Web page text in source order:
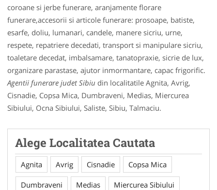
coroane si jerbe funerare, aranjamente florare
funerare,accesorii si articole funerare: prosoape, batiste,
esarfe, doliu, lumanari, candele, manere sicriu, urne,
respete, repatriere decedati, transport si manipulare sicriu,
toaletare decedat, imbalsamare, tanatopraxie, sicrie de lux,
organizare parastase, ajutor inmormantare, capac frigorific.
Agentii funerare judet Sibiu din localitatile Agnita, Avrig,
Cisnadie, Copsa Mica, Dumbraveni, Medias, Miercurea
Sibiului, Ocna Sibiului, Saliste, Sibiu, Talmaciu.
Alege Localitatea Cautata
Agnita Avrig Cisnadie Copsa Mica
Dumbraveni Medias Miercurea Sibiului